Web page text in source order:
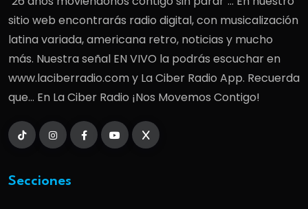
sitio web encontrarás radio digital, con musicalización
latina variada, americana retro, noticias y mucho
más. Nuestra señal EN VIVO la podrás escuchar en
www.laciberradio.com y La Ciber Radio App. Recuerda
que... En La Ciber Radio ¡Nos Movemos Contigo!
Secciones